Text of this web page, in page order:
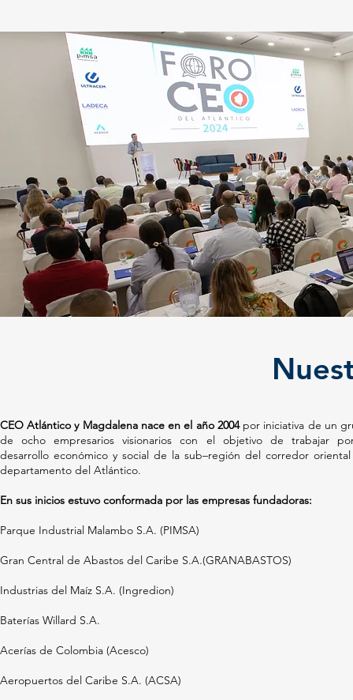
CEO Atlántico y Magdalena nace en el año 2004por iniciativa de un
de ocho empresarios visionarios con el objetivo de trabajar
desarrollo económico y social de la sub–región del corredor
departamento del Atlántico.
En sus inicios estuvo conformada por las empresas fundadoras:
Parque Industrial Malambo S.A. (PIMSA)
Gran Central de Abastos del Caribe S.A.(GRANABASTOS)
Industrias del Maíz S.A. (Ingredion)
Baterías Willard S.A.
Acerías de Colombia (Acesco)
Aeropuertos del Caribe S.A. (ACSA)